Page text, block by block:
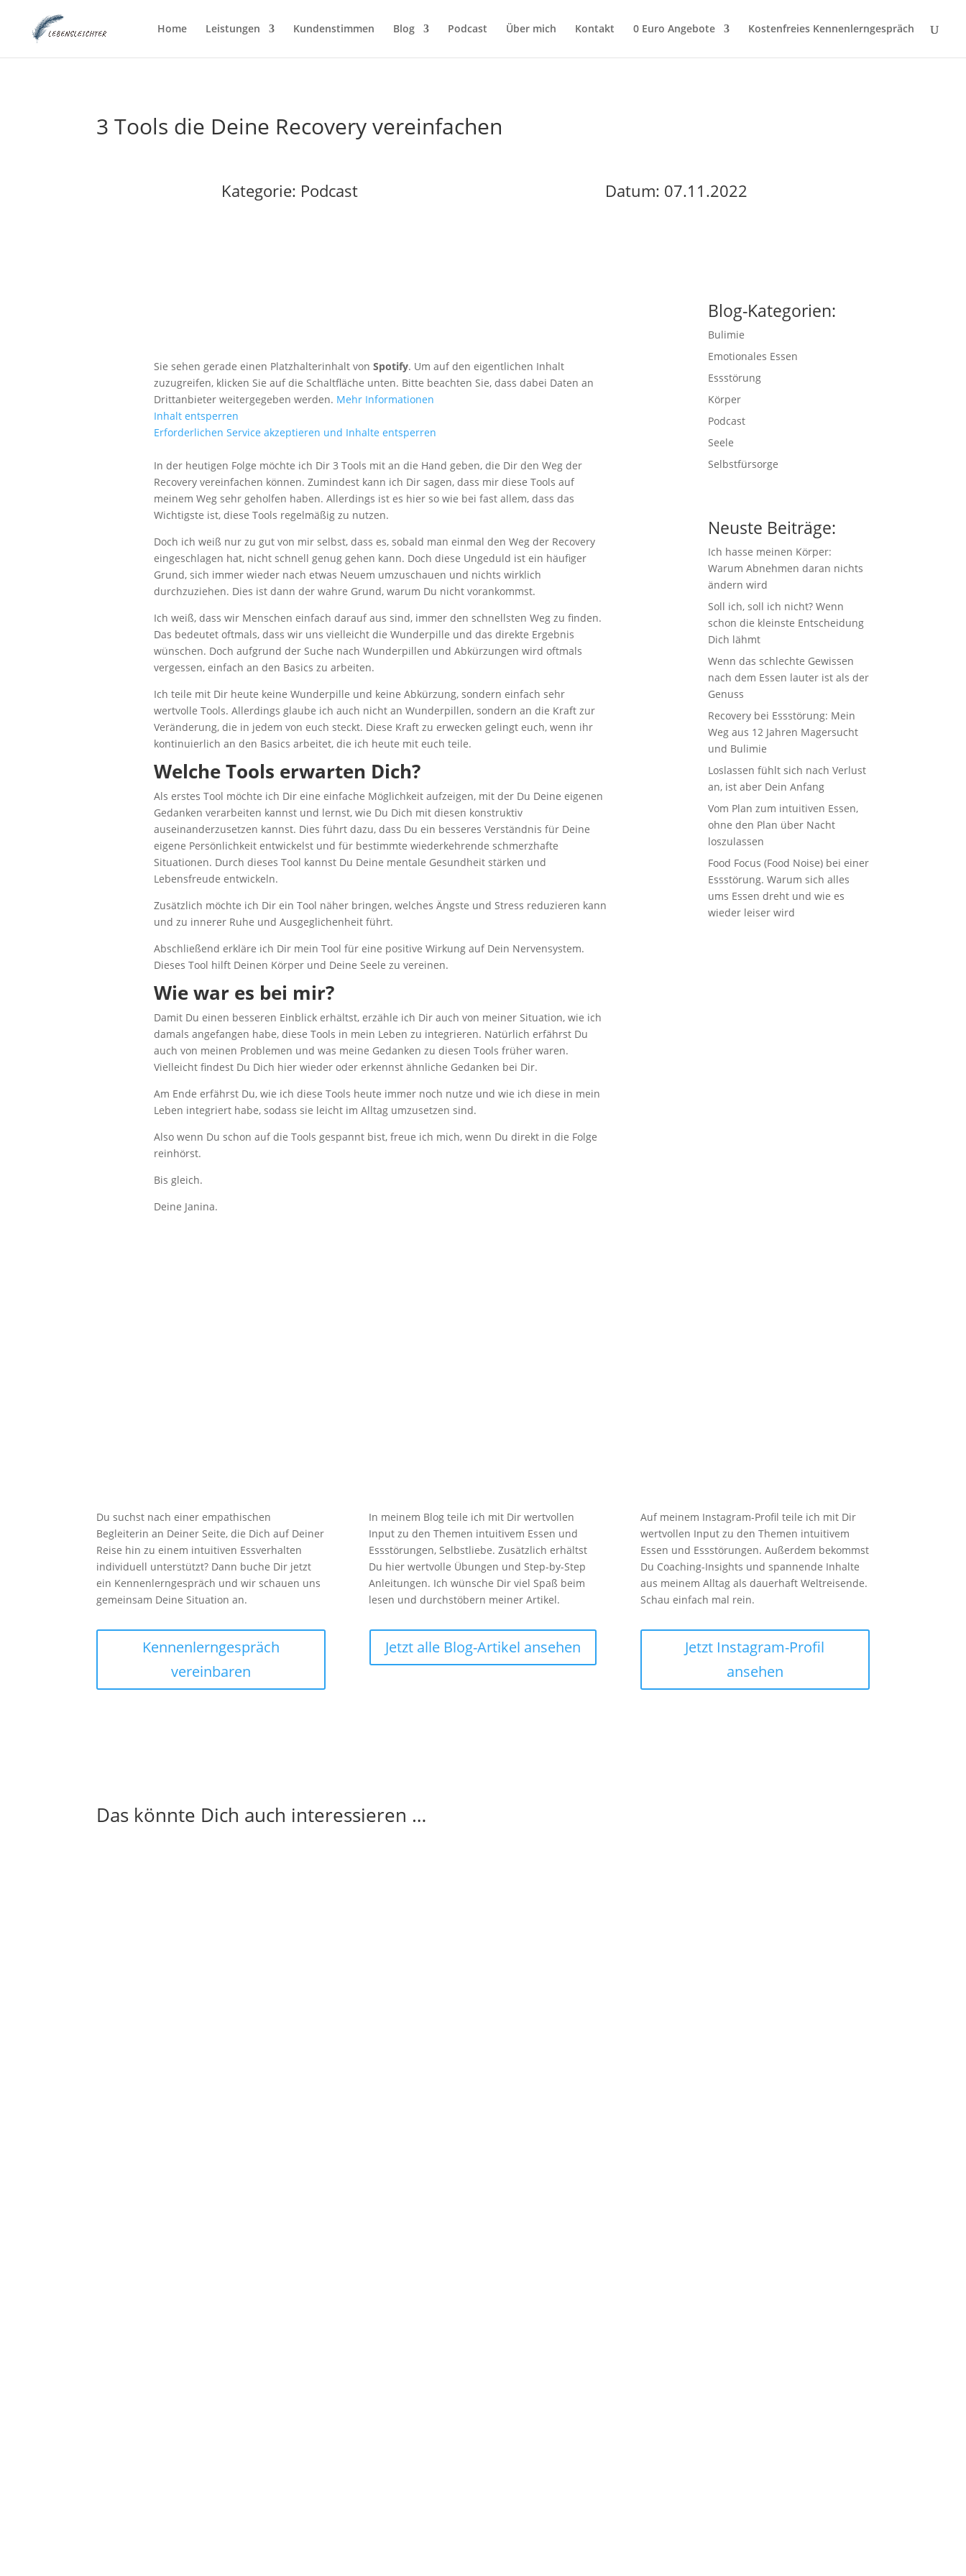
Home Leistungen Kundenstimmen Blog Podcast Über mich Kontakt 0 Euro Angebote Kostenfreies Kennenlerngespräch
3 Tools die Deine Recovery vereinfachen
Kategorie: Podcast Datum: 07.11.2022
Sie sehen gerade einen Platzhalterinhalt von Spotify. Um auf den eigentlichen Inhalt
zuzugreifen, klicken Sie auf die Schaltfläche unten. Bitte beachten Sie, dass dabei Daten an
Drittanbieter weitergegeben werden. Mehr Informationen
Inhalt entsperren
Erforderlichen Service akzeptieren und Inhalte entsperren
In der heutigen Folge möchte ich Dir 3 Tools mit an die Hand geben, die Dir den Weg der
Recovery vereinfachen können. Zumindest kann ich Dir sagen, dass mir diese Tools auf
meinem Weg sehr geholfen haben. Allerdings ist es hier so wie bei fast allem, dass das
Wichtigste ist, diese Tools regelmäßig zu nutzen.
Doch ich weiß nur zu gut von mir selbst, dass es, sobald man einmal den Weg der Recovery
eingeschlagen hat, nicht schnell genug gehen kann. Doch diese Ungeduld ist ein häufiger
Grund, sich immer wieder nach etwas Neuem umzuschauen und nichts wirklich
durchzuziehen. Dies ist dann der wahre Grund, warum Du nicht vorankommst.
Ich weiß, dass wir Menschen einfach darauf aus sind, immer den schnellsten Weg zu finden.
Das bedeutet oftmals, dass wir uns vielleicht die Wunderpille und das direkte Ergebnis
wünschen. Doch aufgrund der Suche nach Wunderpillen und Abkürzungen wird oftmals
vergessen, einfach an den Basics zu arbeiten.
Ich teile mit Dir heute keine Wunderpille und keine Abkürzung, sondern einfach sehr
wertvolle Tools. Allerdings glaube ich auch nicht an Wunderpillen, sondern an die Kraft zur
Veränderung, die in jedem von euch steckt. Diese Kraft zu erwecken gelingt euch, wenn ihr
kontinuierlich an den Basics arbeitet, die ich heute mit euch teile.
Welche Tools erwarten Dich?
Als erstes Tool möchte ich Dir eine einfache Möglichkeit aufzeigen, mit der Du Deine eigenen
Gedanken verarbeiten kannst und lernst, wie Du Dich mit diesen konstruktiv
auseinanderzusetzen kannst. Dies führt dazu, dass Du ein besseres Verständnis für Deine
eigene Persönlichkeit entwickelst und für bestimmte wiederkehrende schmerzhafte
Situationen. Durch dieses Tool kannst Du Deine mentale Gesundheit stärken und
Lebensfreude entwickeln.
Zusätzlich möchte ich Dir ein Tool näher bringen, welches Ängste und Stress reduzieren kann
und zu innerer Ruhe und Ausgeglichenheit führt.
Abschließend erkläre ich Dir mein Tool für eine positive Wirkung auf Dein Nervensystem.
Dieses Tool hilft Deinen Körper und Deine Seele zu vereinen.
Wie war es bei mir?
Damit Du einen besseren Einblick erhältst, erzähle ich Dir auch von meiner Situation, wie ich
damals angefangen habe, diese Tools in mein Leben zu integrieren. Natürlich erfährst Du
auch von meinen Problemen und was meine Gedanken zu diesen Tools früher waren.
Vielleicht findest Du Dich hier wieder oder erkennst ähnliche Gedanken bei Dir.
Am Ende erfährst Du, wie ich diese Tools heute immer noch nutze und wie ich diese in mein
Leben integriert habe, sodass sie leicht im Alltag umzusetzen sind.
Also wenn Du schon auf die Tools gespannt bist, freue ich mich, wenn Du direkt in die Folge
reinhörst.
Bis gleich.
Deine Janina.
Blog-Kategorien:
Bulimie
Emotionales Essen
Essstörung
Körper
Podcast
Seele
Selbstfürsorge
Neuste Beiträge:
Ich hasse meinen Körper:
Warum Abnehmen daran nichts
ändern wird
Soll ich, soll ich nicht? Wenn
schon die kleinste Entscheidung
Dich lähmt
Wenn das schlechte Gewissen
nach dem Essen lauter ist als der
Genuss
Recovery bei Essstörung: Mein
Weg aus 12 Jahren Magersucht
und Bulimie
Loslassen fühlt sich nach Verlust
an, ist aber Dein Anfang
Vom Plan zum intuitiven Essen,
ohne den Plan über Nacht
loszulassen
Food Focus (Food Noise) bei einer
Essstörung. Warum sich alles
ums Essen dreht und wie es
wieder leiser wird
Du suchst nach einer empathischen
Begleiterin an Deiner Seite, die Dich auf Deiner
Reise hin zu einem intuitiven Essverhalten
individuell unterstützt? Dann buche Dir jetzt
ein Kennenlerngespräch und wir schauen uns
gemeinsam Deine Situation an.
Kennenlerngespräch
vereinbaren
In meinem Blog teile ich mit Dir wertvollen
Input zu den Themen intuitivem Essen und
Essstörungen, Selbstliebe. Zusätzlich erhältst
Du hier wertvolle Übungen und Step-by-Step
Anleitungen. Ich wünsche Dir viel Spaß beim
lesen und durchstöbern meiner Artikel.
Jetzt alle Blog-Artikel ansehen
Auf meinem Instagram-Profil teile ich mit Dir
wertvollen Input zu den Themen intuitivem
Essen und Essstörungen. Außerdem bekommst
Du Coaching-Insights und spannende Inhalte
aus meinem Alltag als dauerhaft Weltreisende.
Schau einfach mal rein.
Jetzt Instagram-Profil
ansehen
Das könnte Dich auch interessieren …